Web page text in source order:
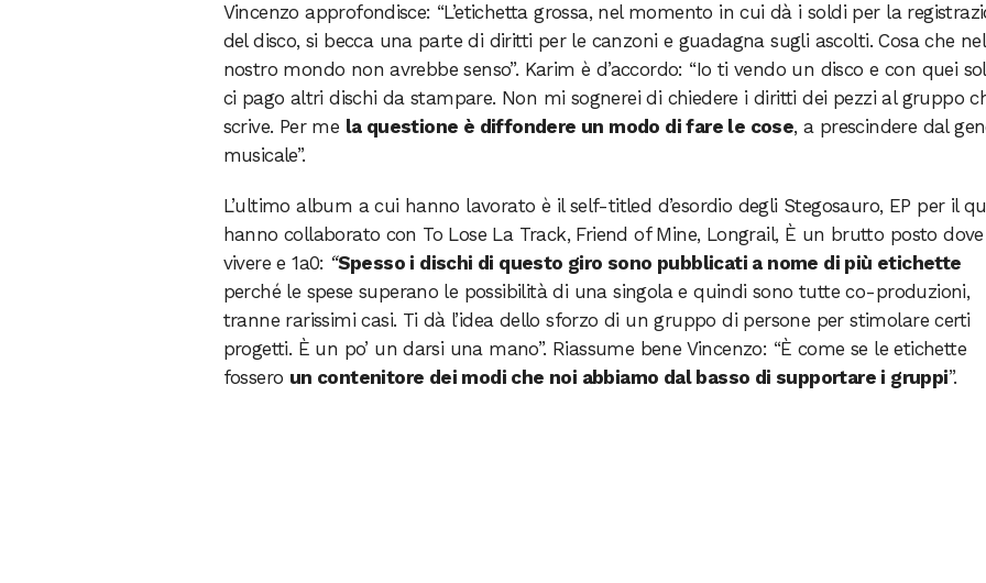
Vincenzo approfondisce: “L’etichetta grossa, nel momento in cui dà i soldi per la
del disco, si becca una parte di diritti per le canzoni e guadagna sugli ascolti. Cosa che nel
nostro mondo non avrebbe senso”. Karim è d’accordo: “Io ti vendo un disco e con quei
ci pago altri dischi da stampare. Non mi sognerei di chiedere i diritti dei pezzi al gruppo
scrive. Per me la questione è diffondere un modo di fare le cose, a prescindere dal
musicale”.
L’ultimo album a cui hanno lavorato è il self-titled d’esordio degli Stegosauro, EP per il
hanno collaborato con To Lose La Track, Friend of Mine, Longrail, È un brutto posto dove
vivere e 1a0: “Spesso i dischi di questo giro sono pubblicati a nome di più etichette
perché le spese superano le possibilità di una singola e quindi sono tutte co-produzioni,
tranne rarissimi casi. Ti dà l’idea dello sforzo di un gruppo di persone per stimolare certi
progetti. È un po’ un darsi una mano”. Riassume bene Vincenzo: “È come se le etichette
fossero un contenitore dei modi che noi abbiamo dal basso di supportare i gruppi”.